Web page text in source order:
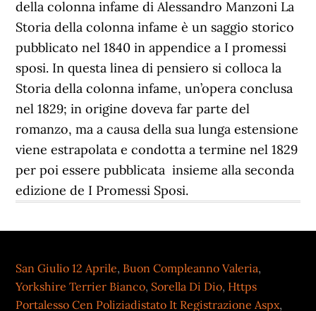
San Giulio 12 Aprile, Buon Compleanno Valeria,
Yorkshire Terrier Bianco, Sorella Di Dio, Https
Portalesso Cen Poliziadistato It Registrazione Aspx,